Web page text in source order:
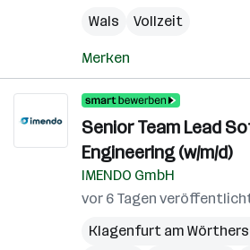
Wals
Vollzeit
Merken
Senior Team Lead
Engineering (w/m/d)
IMENDO GmbH
vor 6 Tagen
Klagenfurt am